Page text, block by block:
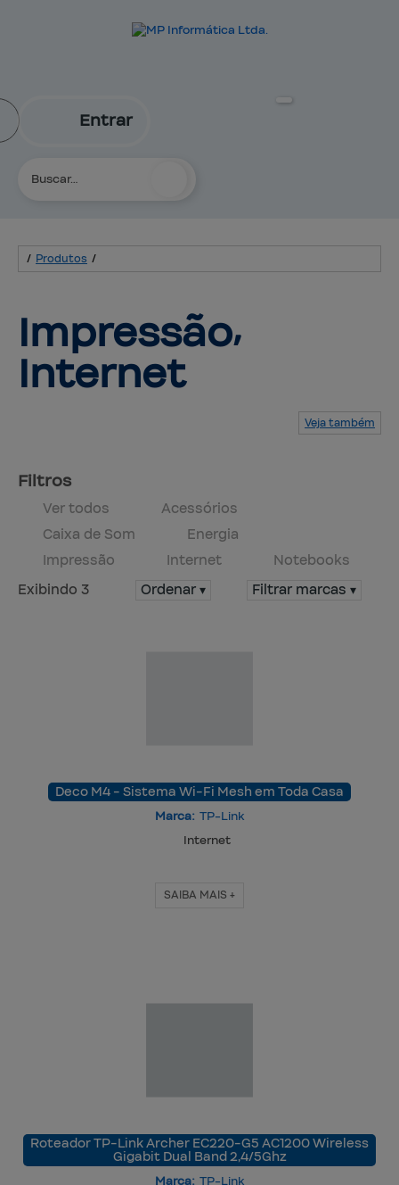
Entrar
/ Produtos /
Internet
Veja também
Filtros
Ver todos
Acessórios
Caixa de Som
Energia
Impressão
Internet
Notebooks
Exibindo 3
Ordenar ▾ Filtrar marcas ▾
Deco M4 - Sistema Wi-Fi Mesh em Toda Casa
Marca: TP-Link
Internet
SAIBA MAIS +
Roteador TP-Link Archer EC220-G5 AC1200 Wireless
Gigabit Dual Band 2,4/5Ghz
Marca: TP-Link